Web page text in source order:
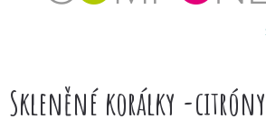
Skleněné korálky -